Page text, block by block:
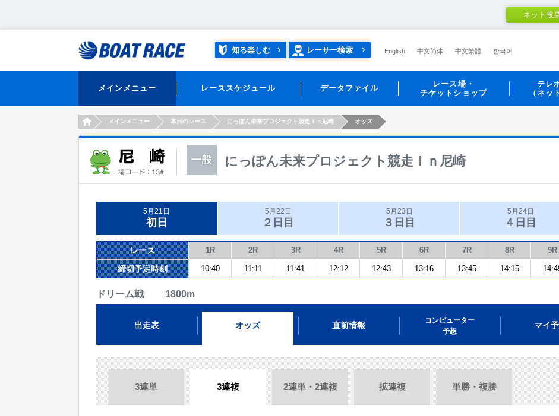
ネット投
知る楽しむ レーサー検索 English 中文简体 中文繁體 한국어
メインメニュー レーススケジュール データファイル
レース場・
チケットショップ
テレ
（ネッ
HOMEメインメニュー 本日のレース にっぽん未来プロジェクト競走ｉｎ尼崎 オッズ
にっぽん未来プロジェクト競走ｉｎ尼崎
5月21日
初日
5月22日
２日目
5月23日
３日目
5月24日
４日目
レース 1R 2R 3R 4R 5R 6R 7R 8R 9R
締切予定時刻 10:40 11:11 11:41 12:12 12:43 13:16 13:45 14:15
ドリーム戦 1800m
出走表 オッズ 直前情報
コンピューター
予想
マイ
3連単 3連複 2連単・2連複 拡連複 単勝・複勝